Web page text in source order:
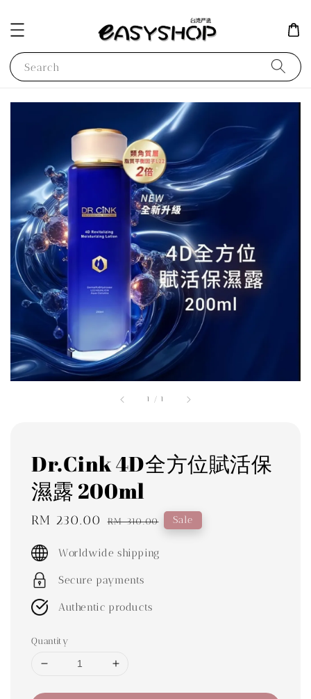
Search
1 / 1
Dr.Cink 4D全方位賦活保
濕露 200ml
Sale
RM 230.00 Regular
RM 310.00 Sale
Worldwide shipping
Secure payments
Authentic products
Quantity